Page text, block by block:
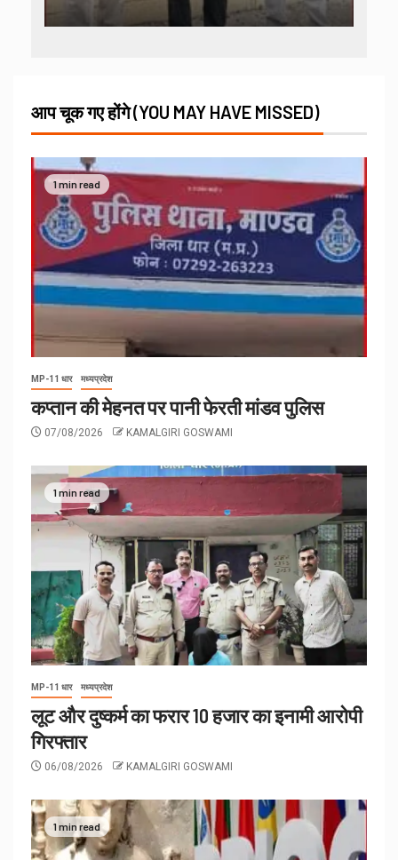
आप चूक गए होंगे (YOU MAY HAVE MISSED)
1 min read
MP-11 धार मध्यप्रदेश
कप्तान की मेहनत पर पानी फेरती मांडव पुलिस
07/08/2026 KAMALGIRI GOSWAMI
1 min read
MP-11 धार मध्यप्रदेश
लूट और दुष्कर्म का फरार 10 हजार का इनामी आरोपी
गिरफ्तार
06/08/2026 KAMALGIRI GOSWAMI
1 min read